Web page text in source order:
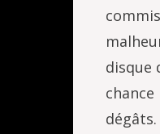
disque